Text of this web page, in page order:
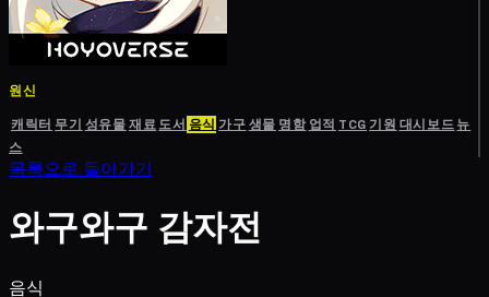
원신
캐릭터 무기 성유물재료도서 음식 가구생물 명함 업적 TCG기원 대시보드뉴
스
목록으로 돌아가기
와구와구 감자전
음식